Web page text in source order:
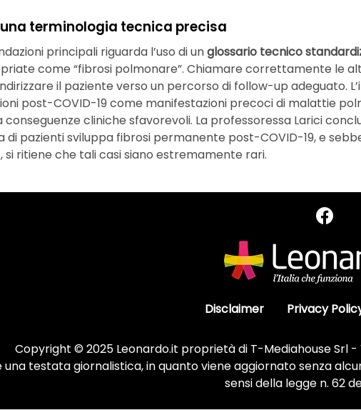
terminologia tecnica precisa
principali riguarda l’uso di unglossario tecnico
come “fibrosi polmonare”. Chiamare correttamente le
il paziente verso un percorso di follow-up adeguato.
post-COVID-19 come manifestazioni precoci di malattie
cliniche sfavorevoli. La professoressa Larici
di pazienti sviluppa fibrosi permanente post-COVID-19, e
si ritiene che tali casi siano estremamente rari.
Disclaimer Privacy
Copyright © 2025 Leonardo.it proprietà di T-Mediahouse Srl -
una testata giornalistica, in quanto viene aggiornato senza
sensi della legge n. 62